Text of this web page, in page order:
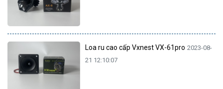
Loa ru cao cấp Vxnest VX-61pro 2023-08-
21 12:10:07